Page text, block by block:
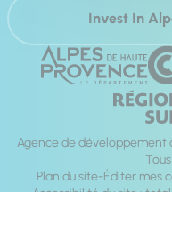
Invest In
Agence de développement
Plan du site Éditer mes
Accessibilité du site :